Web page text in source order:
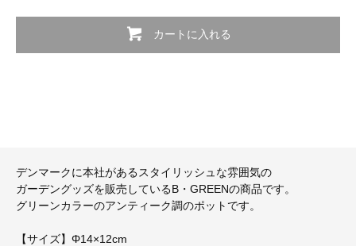
カートに入れる
デンマークに本社があるスタイリッシュな雰囲気の
ガーデングッズを販売しているB・GREENの商品です。
グリーンカラーのアンティーク調のポットです。
【サイズ】Φ14×12cm